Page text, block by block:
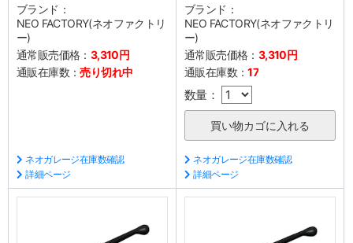
ブランド：
NEO FACTORY(ネオファクトリ
ー)
通常販売価格： 3,310円
通販在庫数：売り切れ中
ネオガレージ在庫数確認
詳細ページ
ブランド：
NEO FACTORY(ネオファクトリ
ー)
通常販売価格： 3,310円
通販在庫数：17
数量：
ネオガレージ在庫数確認
詳細ページ